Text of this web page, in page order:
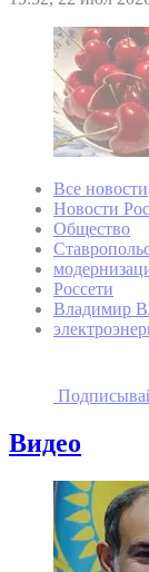
Все новости
Новости
Общество
Россети
Владимир
Видео